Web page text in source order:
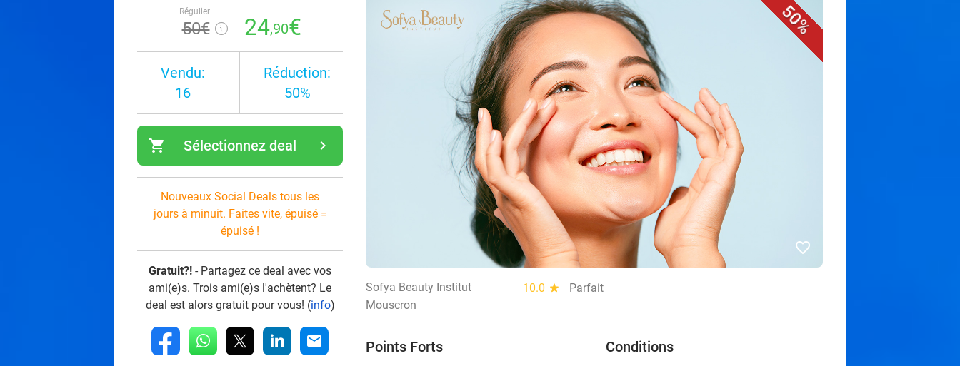
Régulier
50€ 24,90€
Vendu:
16
Réduction:
50%
shopping_cart navigate_next
Sélectionnez deal
Nouveaux Social Deals tous les
jours à minuit. Faites vite, épuisé =
épuisé !
Gratuit?! - Partagez ce deal avec vos
ami(e)s. Trois ami(e)s l'achètent? Le
deal est alors gratuit pour vous! (info)
fb whatsapp linkedin mail
50%
favorite_border
Sofya Beauty Institut 10.0 star
Parfait
Mouscron
Points Forts Conditions